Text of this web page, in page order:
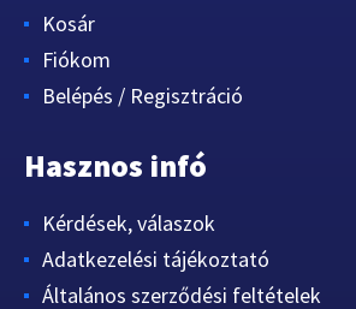
Kosár
Fiókom
Belépés / Regisztráció
Hasznos infó
Kérdések, válaszok
Adatkezelési tájékoztató
Általános szerződési feltételek